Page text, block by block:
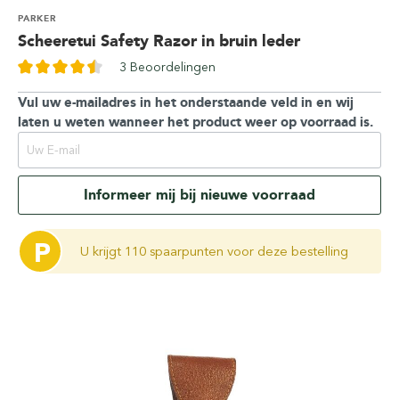
Scheeretui Safety Razor in bruin leder
PARKER
3 Beoordelingen
Vul uw e-mailadres in het onderstaande veld in en wij
laten u weten wanneer het product weer op voorraad is.
Informeer mij bij nieuwe voorraad
P U krijgt 110 spaarpunten voor deze bestelling